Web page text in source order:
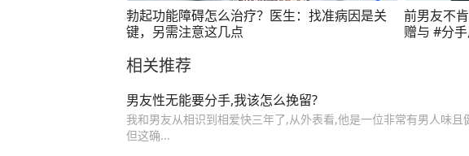
勃起功能障碍怎么治疗？医生：找准病因是关
键，另需注意这几点
前男友不
赠与 #分
相关推荐
男友性无能要分手,我该怎么挽留?
我和男友从相识到相爱快三年了,从外表看,他是一位非常有男人味
但这确...